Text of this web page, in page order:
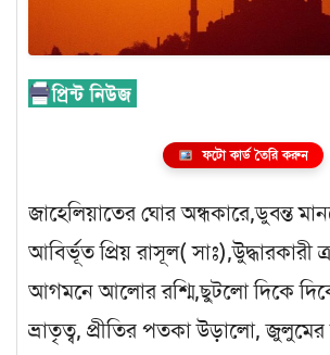
ফটো কার্ড তৈরি করুন
জাহেলিয়াতের ঘোর অন্ধকারে,ডুবন্ত
আবির্ভূত প্রিয় রাসূল( সাঃ),উুদ্ধারকারী
আগমনে আলোর রশ্মি,ছুটলো দিকে
ভ্রাতৃত্ব, প্রীতির পতকা উড়ালো,